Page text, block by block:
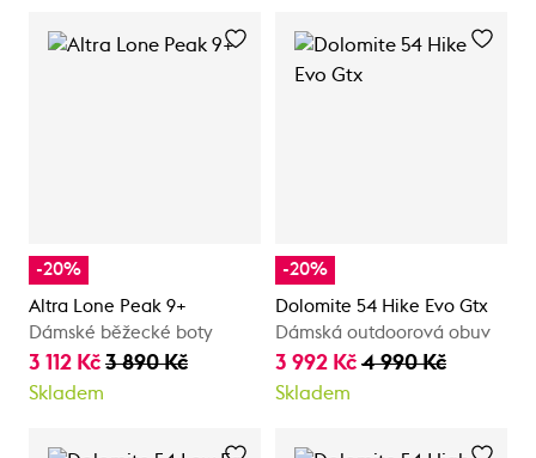
-20%
Altra Lone Peak 9+
Dámské běžecké boty
3 112 Kč 3 890 Kč
Skladem
-20%
Dolomite 54 Hike Evo Gtx
Dámská outdoorová obuv
3 992 Kč 4 990 Kč
Skladem